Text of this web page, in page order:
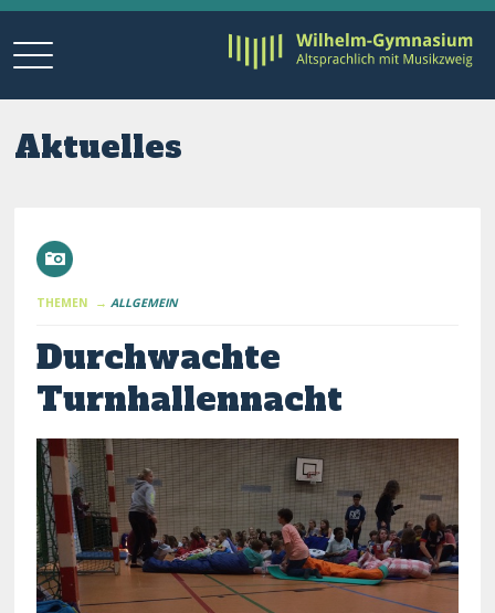
Aktuelles
THEMEN → ALLGEMEIN
Durchwachte
Turnhallennacht